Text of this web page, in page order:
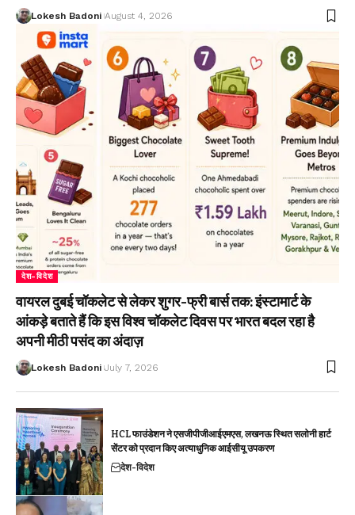
Lokesh Badoni August 4, 2026
देश-विदेश
वायरल दुबई चॉकलेट से लेकर शुगर-फ्री बार्स तक: इंस्टामार्ट के
आंकड़े बताते हैं कि इस विश्व चॉकलेट दिवस पर भारत बदल रहा है
अपनी मीठी पसंद का अंदाज़
Lokesh Badoni July 7, 2026
HCL फाउंडेशन ने एसजीपीजीआईएमएस, लखनऊ स्थित सलोनी हार्ट
सेंटर को प्रदान किए अत्याधुनिक आईसीयू उपकरण
देश-विदेश